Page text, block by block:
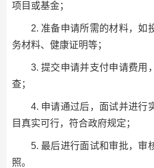
项目或基金；
2. 准备申请所需的材料，如
务材料、健康证明等；
3. 提交申请并支付申请费用
查；
4. 申请通过后，面试并进行
目真实可行，符合政府规定；
5. 最后进行面试和审批，审
照。